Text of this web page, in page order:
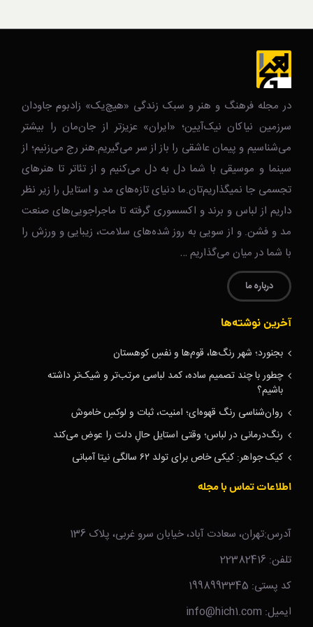
در مجله فرهنگ و هنر و سبک زندگی‌ «هیچ‌یک» زادبوم جاودان
سرزمین نیاکان نیک‌‌‌آیین؛ «ایران» عزیزتر از جان‌مان را بیشتر
می‌شناسیم و پیمان عاشقی را باز از سر می‌گیریم.هنر رج می‌زنیم؛ از
سینما و موسیقی با شما دل به دل می‌کنیم و از تئاتر تا هنرهای
تجسمی جا نمیگذاریم‌تان.ما دنیای تازه‌های مد و استایل را زیر نظر
داریم از لباس و برند و اکسسوری گرفته تا ماجراجویی‌های صنعت
مد و فشن. و از سویی به روز شده‌های سلامت، زیبایی و ورزش را
با شما در میان می‌گذاریم …
درباره ما
آخرین نوشته‌ها
بجنورد؛ شهر رنگ‌ها، قوم‌ها و نفسِ کوهستان
چطور با چند تصمیم ساده، کمد لباسی مرتب‌تر و شیک‌تر داشته
باشیم؟
روان‌شناسی رنگ قهوه‌ای؛ امنیت، ثبات و لوکسِ خاموش
رنگ‌درمانی در لباس؛ وقتی استایل حالِ دلت را عوض می‌کند
کیک جواهر: کیکی خاص برای تولد ۶۲ سالگی نیتا آمبانی
اطلاعات تماس با مجله
آدرس:تهران، سعادت آباد، خیابان سرو غربی، پلاک 136
تلفن: 22382416
کد پستی: 1998993345
ایمیل: info@hich1.com